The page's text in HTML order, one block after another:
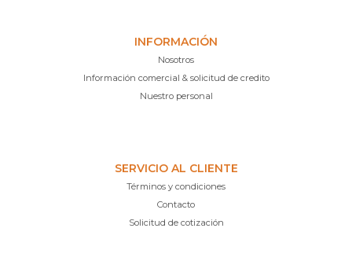
INFORMACIÓN
Nosotros
Información comercial & solicitud de credito
Nuestro personal
SERVICIO AL CLIENTE
Términos y condiciones
Contacto
Solicitud de cotización